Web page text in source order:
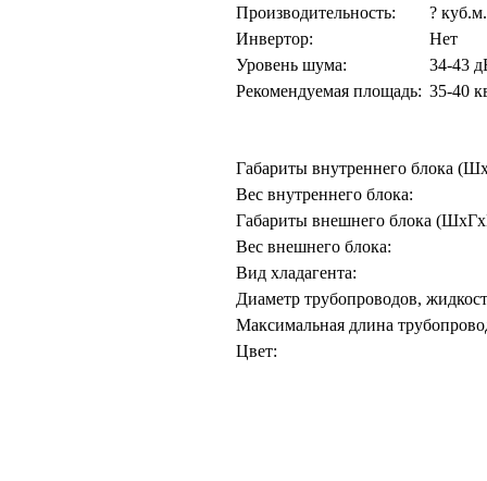
Производительность:
?
Инвертор:
Нет
Уровень шума:
34-43
Рекомендуемая площадь: 35-40
Габариты внутреннего блока
Вес внутреннего блока:
Габариты внешнего блока
Вес внешнего блока:
Вид хладагента:
Диаметр трубопроводов,
Максимальная длина
Цвет: